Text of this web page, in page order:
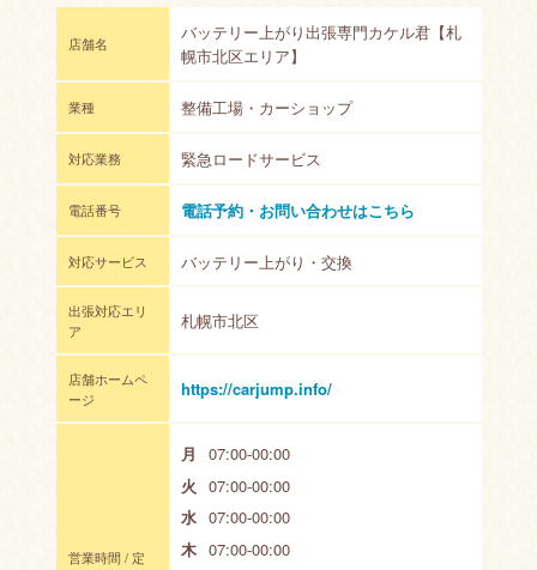
店舗名
バッテリー上がり出張専門カケル君【札
幌市北区エリア】
業種 整備工場・カーショップ
対応業務 緊急ロードサービス
電話番号 電話予約・お問い合わせはこちら
対応サービス バッテリー上がり・交換
出張対応エリ
ア
札幌市北区
店舗ホームペ
ージ
https://carjump.info/
営業時間 / 定
月
07:00-00:00
火 07:00-00:00
水 07:00-00:00
木 07:00-00:00